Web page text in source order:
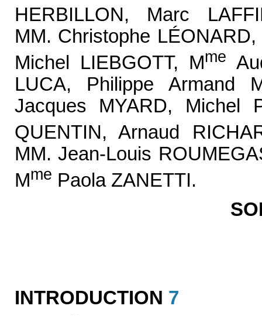
HERBILLON, Marc
MM. Christophe
Michel LIEBGOTT, Mme
LUCA, Philippe Armand
Jacques MYARD, Michel
QUENTIN, Arnaud
MM. Jean-Louis
Mme Paola ZANETTI.
INTRODUCTION 7